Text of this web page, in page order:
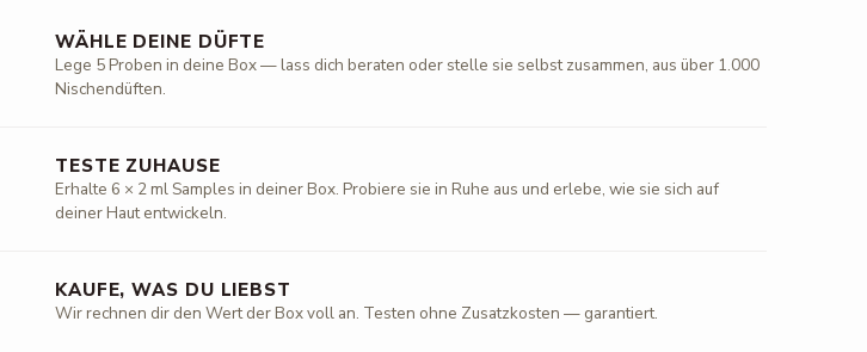
WÄHLE DEINE DÜFTE
Lege 5 Proben in deine Box — lass dich beraten oder stelle sie selbst zusammen, aus über 1.000
Nischendüften.
TESTE ZUHAUSE
Erhalte 6 × 2 ml Samples in deiner Box. Probiere sie in Ruhe aus und erlebe, wie sie sich auf
deiner Haut entwickeln.
KAUFE, WAS DU LIEBST
Wir rechnen dir den Wert der Box voll an. Testen ohne Zusatzkosten — garantiert.